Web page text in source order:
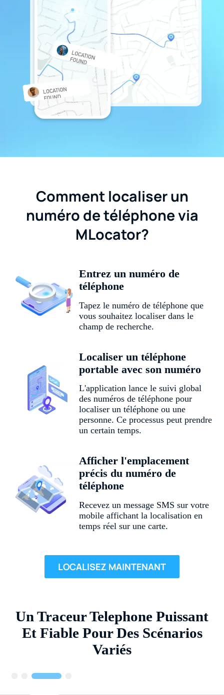
Comment localiser un
numéro de téléphone via
MLocator?
Entrez un numéro de
téléphone
Tapez le numéro de téléphone que
vous souhaitez localiser dans le
champ de recherche.
Localiser un téléphone
portable avec son numéro
L'application lance le suivi global
des numéros de téléphone pour
localiser un téléphone ou une
personne. Ce processus peut prendre
un certain temps.
Afficher l'emplacement
précis du numéro de
téléphone
Recevez un message SMS sur votre
mobile affichant la localisation en
temps réel sur une carte.
LOCALISEZ MAINTENANT
Un Traceur Telephone Puissant
Et Fiable Pour Des Scénarios
Variés